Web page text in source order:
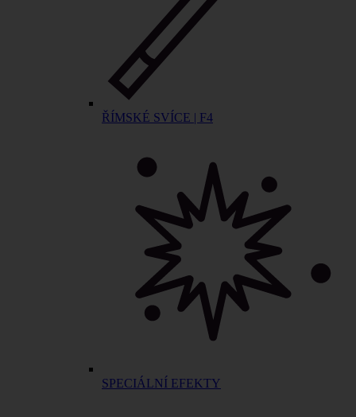
ŘÍMSKÉ SVÍCE | F4
SPECIÁLNÍ EFEKTY